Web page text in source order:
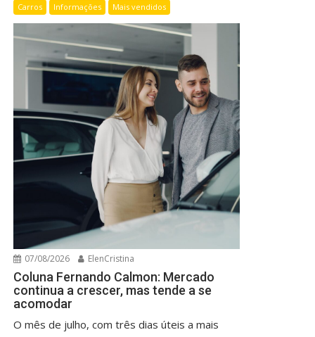
Carros Informações Mais vendidos
07/08/2026 ElenCristina
Coluna Fernando Calmon: Mercado
continua a crescer, mas tende a se
acomodar
O mês de julho, com três dias úteis a mais